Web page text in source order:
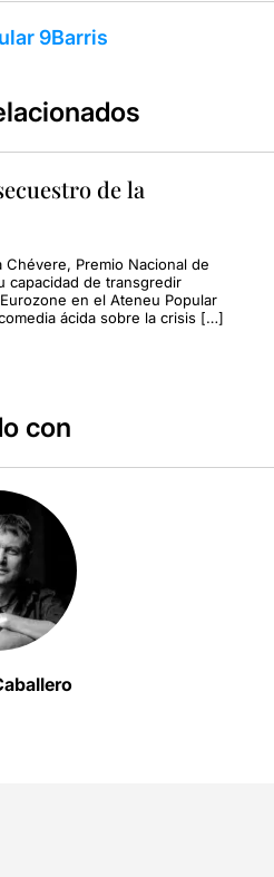
9Barris
de la
Chévere, Premio Nacional de
capacidad de transgredir
en el Ateneu Popular
ácida sobre la crisis […]
con